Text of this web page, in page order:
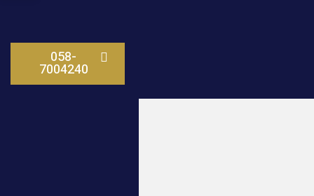
058-
7004240